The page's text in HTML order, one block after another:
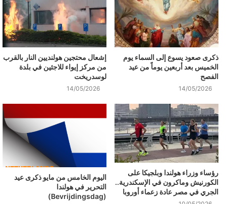
ذكرى صعود يسوع إلى السماء يوم
الخميس بعد أربعين يوماً من عيد
الفصح
14/05/2026
إشعال محتجين هولنديين النار بالقرب
من مركز إيواء للاجئين في بلدة
لوسدريخت
14/05/2026
رؤساء وزراء هولندا وبلجيكا على
الكورنيش وماكرون في الإسكندرية..
الجري في مصر عادة زعماء أوروبا
اليوم الخامس من مايو ذكرى عيد
التحرير في هولندا
(Bevrijdingsdag)